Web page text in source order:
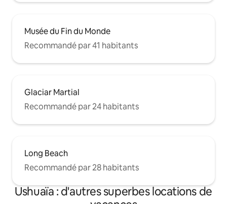
Musée du Fin du Monde
Recommandé par 41 habitants
Glaciar Martial
Recommandé par 24 habitants
Long Beach
Recommandé par 28 habitants
Ushuaïa : d'autres superbes locations de